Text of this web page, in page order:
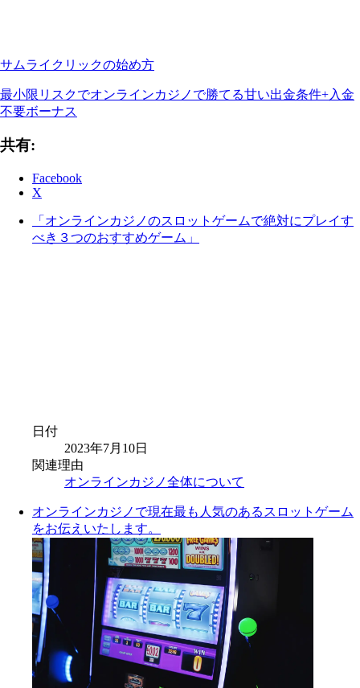
サムライクリックの始め方
最小限リスクでオンラインカジノで勝てる甘い出金条件+入金
不要ボーナス
共有:
Facebook
X
「オンラインカジノのスロットゲームで絶対にプレイす
べき３つのおすすめゲーム」
日付
2023年7月10日
関連理由
オンラインカジノ全体について
オンラインカジノで現在最も人気のあるスロットゲーム
をお伝えいたします。